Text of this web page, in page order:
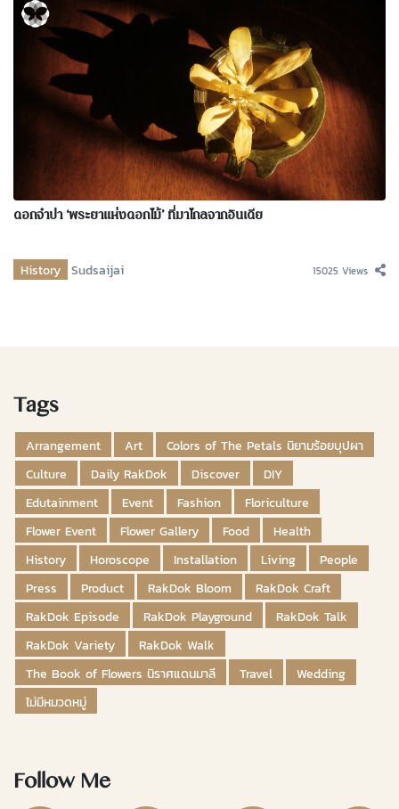
ดอกจำปา ‘พระยาแห่งดอกไม้’ ที่มาไกลจากอินเดีย
History Sudsaijai 15025 Views
Tags
Arrangement Art
Colors of The Petals นิยามร้อยบุปผา
Culture
Daily RakDok Discover
DIY
Edutainment
Event Fashion
Floriculture
Flower Event
Flower Gallery Food
Health
History
Horoscope Installation Living
People
Press
Product RakDok Bloom
RakDok Craft
RakDok Episode
RakDok Playground
RakDok Talk
RakDok Variety
RakDok Walk
The Book of Flowers นิราศแดนมาลี
Travel
Wedding
ไม่มีหมวดหมู่
Follow Me